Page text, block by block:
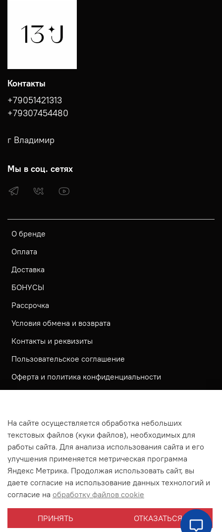
О бренде
Оплата
Доставка
БОНУСЫ
Рассрочка
Условия обмена и возврата
Контакты и реквизиты
Пользовательское соглашение
Оферта и политика конфиденциальности
Согласие посетителя сайта на обработку
персональных данных
На сайте используется метрическая система ЯНДЕКС
МЕТРИКА
На сайте применяются рекомендательные технологии
Согласие на получение рассылки рекламно-
информационных материалов
Контакты
+79051421313
+79307454480
г Владимир
Мы в соц. сетях
На сайте осуществляется обработка небольших
текстовых файлов (куки файлов), необходимых для
работы сайта. Для анализа использования сайта и его
улучшения применяется метрическая программа
Яндекс Метрика. Продолжая использовать сайт, вы
даете согласие на использование данных технологий и
согласие на обработку файлов cookie
ПРИНЯТЬ ОТКАЗАТЬСЯ